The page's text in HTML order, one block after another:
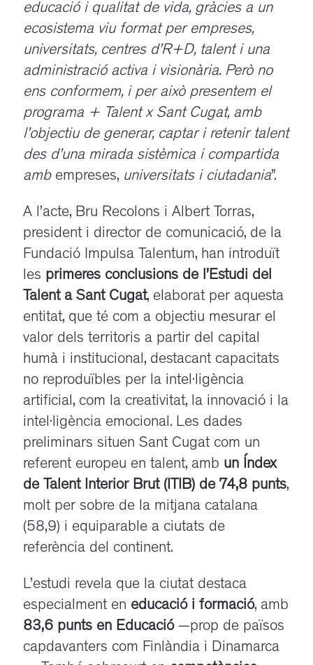
educació i qualitat de vida, gràcies a un
ecosistema viu format per empreses,
universitats, centres d’R+D, talent i una
administració activa i visionària. Però no
ens conformem, i per això presentem el
programa + Talent x Sant Cugat, amb
l’objectiu de generar, captar i retenir talent
des d’una mirada sistèmica i compartida
amb empreses, universitats i ciutadania”.
A l’acte, Bru Recolons i Albert Torras,
president i director de comunicació, de la
Fundació Impulsa Talentum, han introduït
les primeres conclusions de l’Estudi del
Talent a Sant Cugat, elaborat per aquesta
entitat, que té com a objectiu mesurar el
valor dels territoris a partir del capital
humà i institucional, destacant capacitats
no reproduïbles per la intel·ligència
artificial, com la creativitat, la innovació i la
intel·ligència emocional. Les dades
preliminars situen Sant Cugat com un
referent europeu en talent, amb un Índex
de Talent Interior Brut (ITIB) de 74,8 punts,
molt per sobre de la mitjana catalana
(58,9) i equiparable a ciutats de
referència del continent.
L’estudi revela que la ciutat destaca
especialment en educació i formació, amb
83,6 punts en Educació—prop de països
capdavanters com Finlàndia i Dinamarca